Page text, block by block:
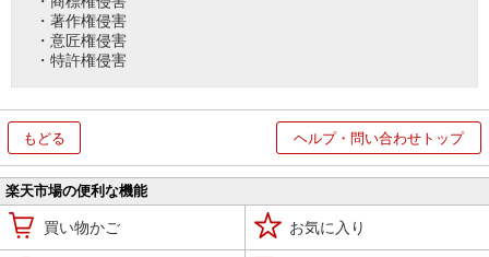
・著作権侵害
・意匠権侵害
・特許権侵害
もどる ヘルプ・問い合わせトップ
楽天市場の便利な機能
買い物かご お気に入り